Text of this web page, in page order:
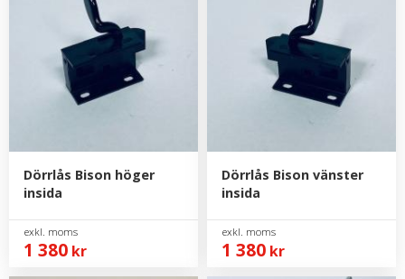
Dörrlås Bison höger
insida
1 380 kr
Dörrlås Bison vänster
insida
1 380 kr